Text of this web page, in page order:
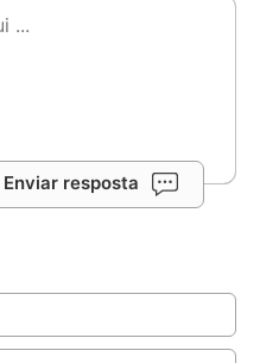
Enviar resposta